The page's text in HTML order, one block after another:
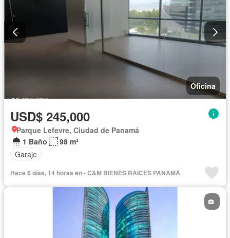
Oficina
USD$ 245,000
Parque Lefevre, Ciudad de Panamá
1 Baño
98 m²
Garaje
Hace 6 días, 14 horas en - C&M BIENES RAICES PANAMÁ